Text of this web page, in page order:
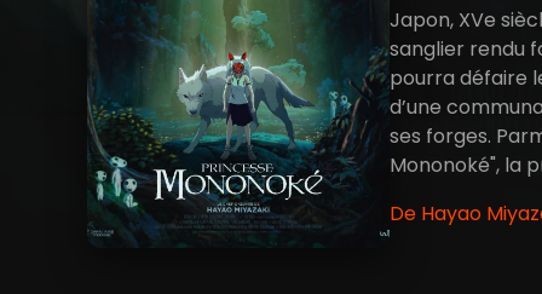
Japon, XVe
sanglier rendu
pourra défaire
d’une
ses forges.
Mononoké", la
De Hayao